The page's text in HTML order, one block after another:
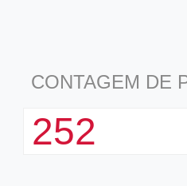
CONTAGEM DE
252